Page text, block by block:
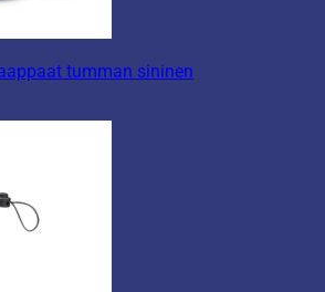
tumman sininen